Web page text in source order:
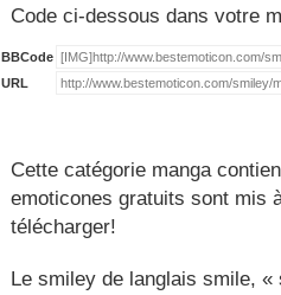
Code ci-dessous dans votre
BBCode
URL
Cette catégorie manga
emoticones gratuits sont mis
télécharger!
Le smiley de langlais smile,